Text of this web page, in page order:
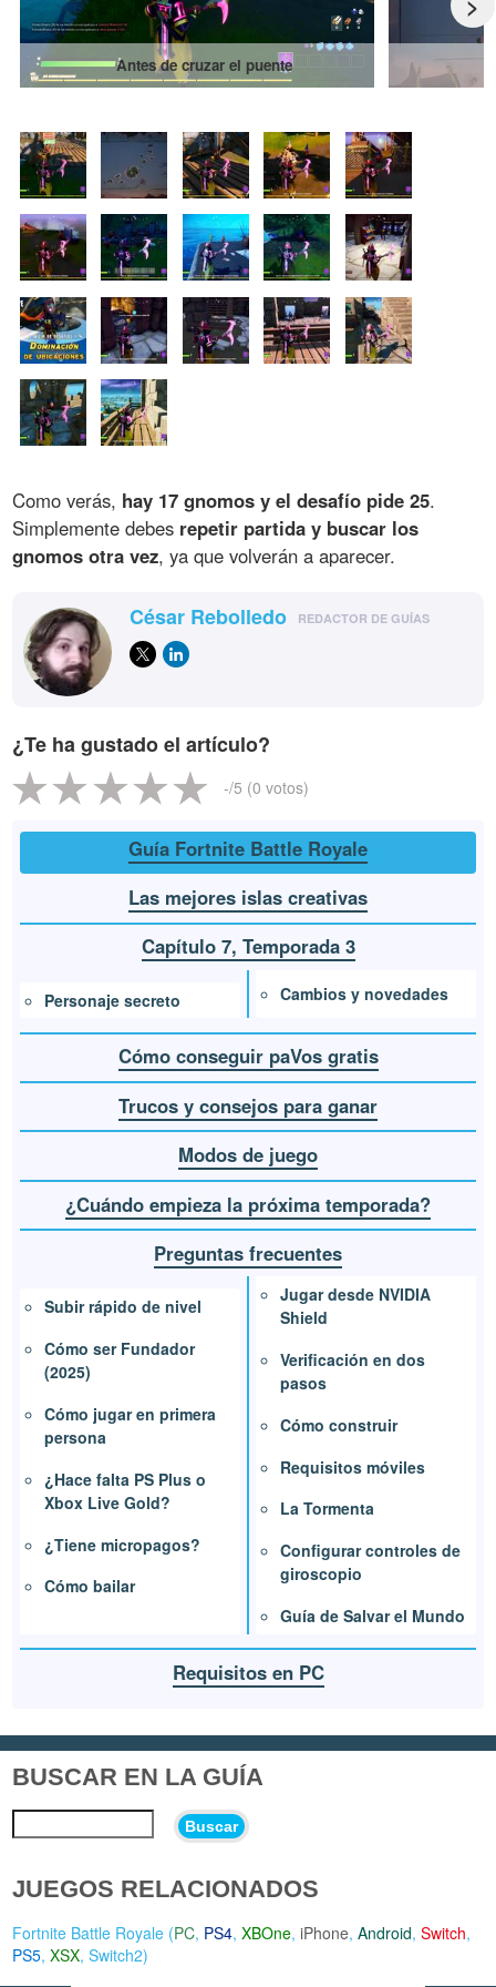
Antes de cruzar el puente
Como verás, hay 17 gnomos y el desafío pide 25.
Simplemente debes repetir partida y buscar los
gnomos otra vez, ya que volverán a aparecer.
César Rebolledo REDACTOR DE GUÍAS
¿Te ha gustado el artículo?
-/5 (0 votos)
Guía Fortnite Battle Royale
Las mejores islas creativas
Capítulo 7, Temporada 3
Personaje secreto Cambios y novedades
Cómo conseguir paVos gratis
Trucos y consejos para ganar
Modos de juego
¿Cuándo empieza la próxima temporada?
Preguntas frecuentes
Subir rápido de nivel
Cómo ser Fundador
(2025)
Cómo jugar en primera
persona
¿Hace falta PS Plus o
Xbox Live Gold?
¿Tiene micropagos?
Cómo bailar
Jugar desde NVIDIA
Shield
Verificación en dos
pasos
Cómo construir
Requisitos móviles
La Tormenta
Configurar controles de
giroscopio
Guía de Salvar el Mundo
Requisitos en PC
BUSCAR EN LA GUÍA
Buscar
JUEGOS RELACIONADOS
Fortnite Battle Royale (PC, PS4,XBOne,iPhone,Android,Switch,
PS5,XSX,Switch2)